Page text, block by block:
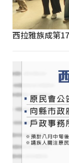
西拉雅族成第